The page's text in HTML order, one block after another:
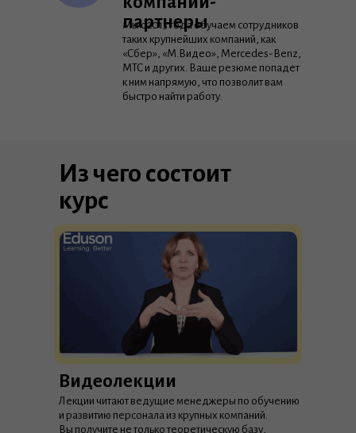
партнеры
Мы с 2013 года обучаем сотрудников
таких крупнейших компаний, как
«Сбер», «М.Видео», Mercedes-Benz,
МТС и других. Ваше резюме попадет
к ним напрямую, что позволит вам
быстро найти работу.
Из чего состоит
курс
Видеолекции
Лекции читают ведущие менеджеры по обучению
и развитию персонала из крупных компаний.
Вы получите не только теоретическую базу,